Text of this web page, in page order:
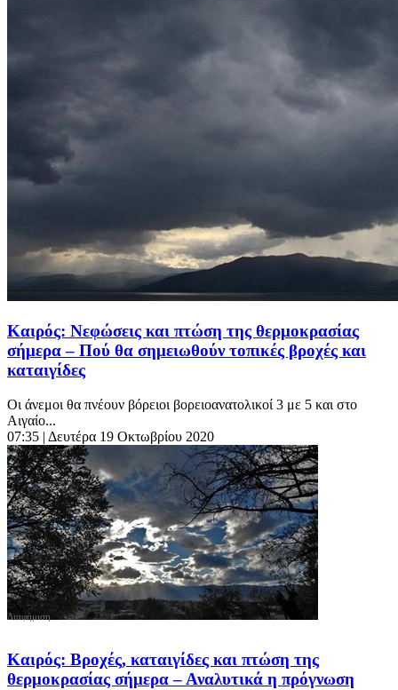
Καιρός: Νεφώσεις και πτώση της θερμοκρασίας
σήμερα – Πού θα σημειωθούν τοπικές βροχές και
καταιγίδες
Οι άνεμοι θα πνέουν βόρειοι βορειοανατολικοί 3 με 5 και στο
Αιγαίο...
07:35 | Δευτέρα 19 Οκτωβρίου 2020
Καιρός: Βροχές, καταιγίδες και πτώση της
θερμοκρασίας σήμερα – Αναλυτικά η πρόγνωση